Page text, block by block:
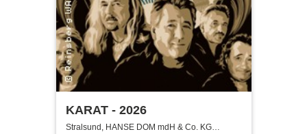
KARAT - 2026
Stralsund, HANSE DOM mdH & Co. KG